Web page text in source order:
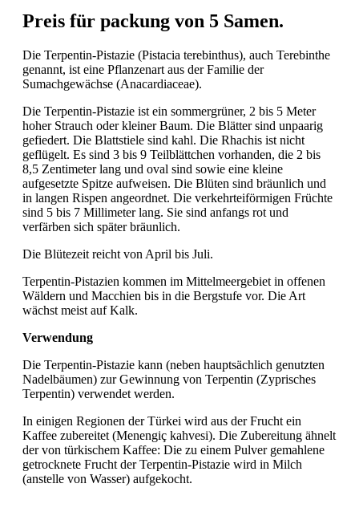
Preis für packung von 5 Samen.
Die Terpentin-Pistazie (Pistacia terebinthus), auch Terebinthe
genannt, ist eine Pflanzenart aus der Familie der
Sumachgewächse (Anacardiaceae).
Die Terpentin-Pistazie ist ein sommergrüner, 2 bis 5 Meter
hoher Strauch oder kleiner Baum. Die Blätter sind unpaarig
gefiedert. Die Blattstiele sind kahl. Die Rhachis ist nicht
geflügelt. Es sind 3 bis 9 Teilblättchen vorhanden, die 2 bis
8,5 Zentimeter lang und oval sind sowie eine kleine
aufgesetzte Spitze aufweisen. Die Blüten sind bräunlich und
in langen Rispen angeordnet. Die verkehrteiförmigen Früchte
sind 5 bis 7 Millimeter lang. Sie sind anfangs rot und
verfärben sich später bräunlich.
Die Blütezeit reicht von April bis Juli.
Terpentin-Pistazien kommen im Mittelmeergebiet in offenen
Wäldern und Macchien bis in die Bergstufe vor. Die Art
wächst meist auf Kalk.
Verwendung
Die Terpentin-Pistazie kann (neben hauptsächlich genutzten
Nadelbäumen) zur Gewinnung von Terpentin (Zyprisches
Terpentin) verwendet werden.
In einigen Regionen der Türkei wird aus der Frucht ein
Kaffee zubereitet (Menengiç kahvesi). Die Zubereitung ähnelt
der von türkischem Kaffee: Die zu einem Pulver gemahlene
getrocknete Frucht der Terpentin-Pistazie wird in Milch
(anstelle von Wasser) aufgekocht.